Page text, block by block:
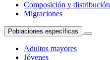
Composición y distribución
Migraciones
Poblaciones específicas
Adultos mayores
Jóvenes